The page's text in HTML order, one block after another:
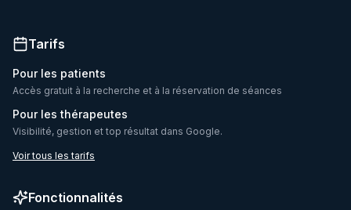
Tarifs
Pour les patients
Accès gratuit à la recherche et à la réservation de séances
Pour les thérapeutes
Visibilité, gestion et top résultat dans Google.
Voir tous les tarifs
Fonctionnalités